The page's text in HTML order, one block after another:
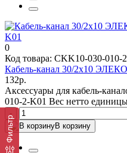
Фильтр
0
Код товара: CKK10-030-010-
Кабель-канал 30/2х10
132р.
Аксессуары для кабель-
010-2-K01 Вес нетто
-
В корзину